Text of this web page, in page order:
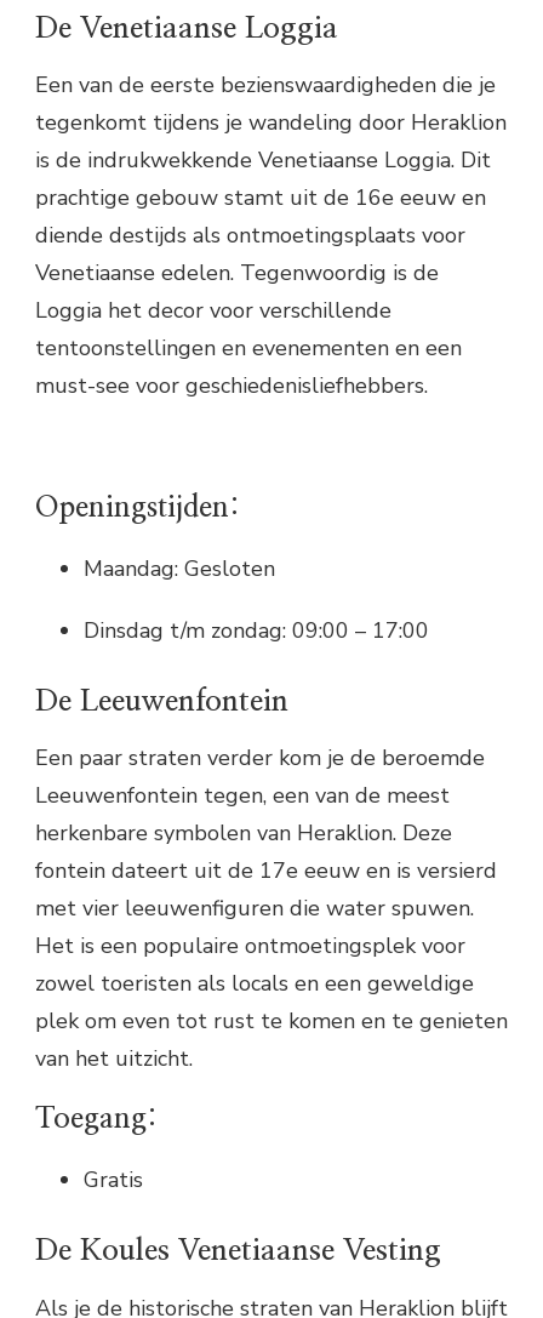
De Venetiaanse Loggia
Een van de eerste bezienswaardigheden die je
tegenkomt tijdens je wandeling door Heraklion
is de indrukwekkende Venetiaanse Loggia. Dit
prachtige gebouw stamt uit de 16e eeuw en
diende destijds als ontmoetingsplaats voor
Venetiaanse edelen. Tegenwoordig is de
Loggia het decor voor verschillende
tentoonstellingen en evenementen en een
must-see voor geschiedenisliefhebbers.
Openingstijden:
Maandag: Gesloten
Dinsdag t/m zondag: 09:00 – 17:00
De Leeuwenfontein
Een paar straten verder kom je de beroemde
Leeuwenfontein tegen, een van de meest
herkenbare symbolen van Heraklion. Deze
fontein dateert uit de 17e eeuw en is versierd
met vier leeuwenfiguren die water spuwen.
Het is een populaire ontmoetingsplek voor
zowel toeristen als locals en een geweldige
plek om even tot rust te komen en te genieten
van het uitzicht.
Toegang:
Gratis
De Koules Venetiaanse Vesting
Als je de historische straten van Heraklion blijft